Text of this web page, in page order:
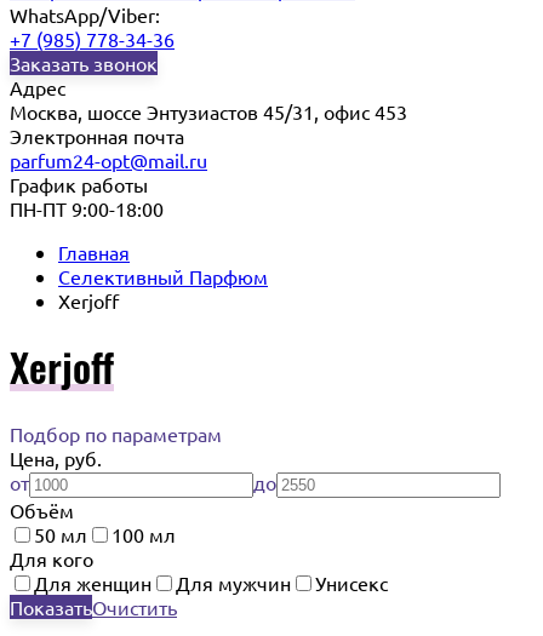
WhatsApp/Viber:
+7 (985) 778-34-36
Заказать звонок
Адрес
Москва, шоссе Энтузиастов 45/31, офис 453
Электронная почта
parfum24-opt@mail.ru
График работы
ПН-ПТ 9:00-18:00
Главная
Селективный Парфюм
Xerjoff
Xerjoff
Подбор по параметрам
Цена, руб.
от
до
Объём
50 мл
100 мл
Для кого
Для женщин
Для мужчин
Унисекс
ПоказатьОчистить